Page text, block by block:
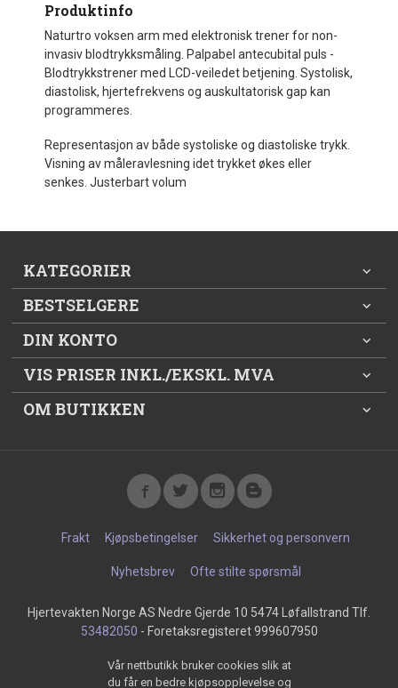
Produktinfo
Naturtro voksen arm med elektronisk trener for non-
invasiv blodtrykksmåling. Palpabel antecubital puls -
Blodtrykkstrener med LCD-veiledet betjening. Systolisk,
diastolisk, hjertefrekvens og auskultatorisk gap kan
programmeres.
Representasjon av både systoliske og diastoliske trykk.
Visning av måleravlesning idet trykket økes eller
senkes. Justerbart volum
KATEGORIER
BESTSELGERE
DIN KONTO
VIS PRISER INKL./EKSKL. MVA
OM BUTIKKEN
Frakt Kjøpsbetingelser Sikkerhet og personvern
Nyhetsbrev Ofte stilte spørsmål
Hjertevakten Norge AS Nedre Gjerde 10 5474 Løfallstrand Tlf.
53482050 - Foretaksregisteret 999607950
Vår nettbutikk bruker cookies slik at
du får en bedre kjøpsopplevelse og